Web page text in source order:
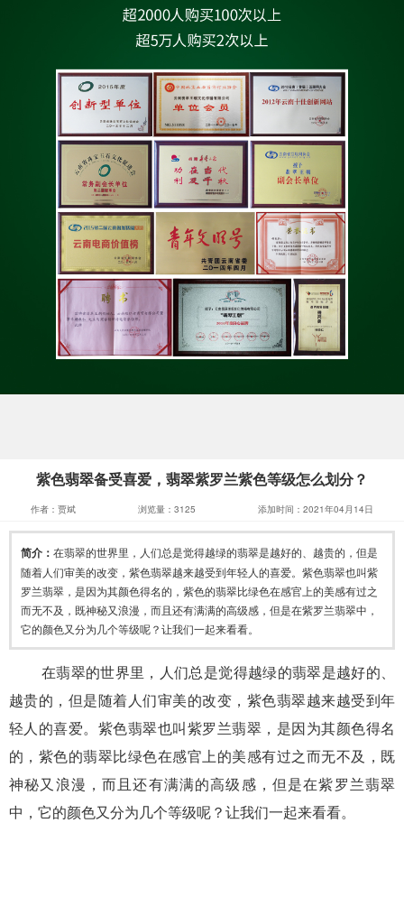
紫色翡翠备受喜爱，翡翠紫罗兰紫色等级怎么划分？
作者：贾斌 浏览量：3125 添加时间：2021年04月14日
简介： 在翡翠的世界里，人们总是觉得越绿的翡翠是越好的、越贵的，但是
随着人们审美的改变，紫色翡翠越来越受到年轻人的喜爱。紫色翡翠也叫紫
罗兰翡翠，是因为其颜色得名的，紫色的翡翠比绿色在感官上的美感有过之
而无不及，既神秘又浪漫，而且还有满满的高级感，但是在紫罗兰翡翠中，
它的颜色又分为几个等级呢？让我们一起来看看。
在翡翠的世界里，人们总是觉得越绿的翡翠是越好的、
越贵的，但是随着人们审美的改变，紫色翡翠越来越受到年
轻人的喜爱。紫色翡翠也叫 紫罗兰翡翠 ，是因为其颜色得名
的，紫色的翡翠比绿色在感官上的美感有过之而无不及，既
神秘又浪漫，而且还有满满的高级感，但是在紫罗兰翡翠
中，它的颜色又分为几个等级呢？让我们一起来看看。